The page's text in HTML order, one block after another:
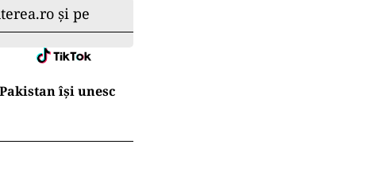
face două ore şi
după care al
de Protecție
Național